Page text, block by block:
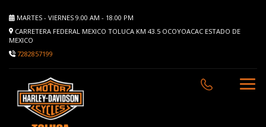
MARTES - VIERNES 9.00 AM - 18.00 PM
CARRETERA FEDERAL MEXICO TOLUCA KM 43.5 OCOYOACAC ESTADO DE
MEXICO
7282857199